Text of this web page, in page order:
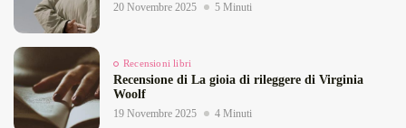
20 Novembre 2025 5 Minuti
Recensioni libri
Recensione di La gioia di rileggere di Virginia
Woolf
19 Novembre 2025 4 Minuti